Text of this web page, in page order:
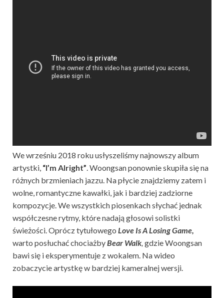
We wrześniu 2018 roku usłyszeliśmy najnowszy album
artystki, “I’m Alright”. Woongsan ponownie skupiła się na
różnych brzmieniach jazzu. Na płycie znajdziemy zatem i
wolne, romantyczne kawałki, jak i bardziej zadziorne
kompozycje. We wszystkich piosenkach słychać jednak
współczesne rytmy, które nadają głosowi solistki
świeżości. Oprócz tytułowego Love Is A Losing Game,
warto posłuchać chociażbyBear Walk, gdzie Woongsan
bawi się i eksperymentuje z wokalem. Na wideo
zobaczycie artystkę w bardziej kameralnej wersji.